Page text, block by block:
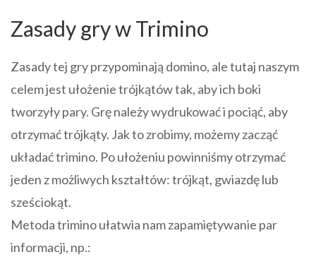
Zasady gry w Trimino
Zasady tej gry przypominają domino, ale tutaj naszym
celem jest ułożenie trójkątów tak, aby ich boki
tworzyły pary. Grę należy wydrukować i pociąć, aby
otrzymać trójkąty. Jak to zrobimy, możemy zacząć
układać trimino. Po ułożeniu powinniśmy otrzymać
jeden z możliwych kształtów: trójkąt, gwiazdę lub
sześciokąt.
Metoda trimino ułatwia nam zapamiętywanie par
informacji, np.: